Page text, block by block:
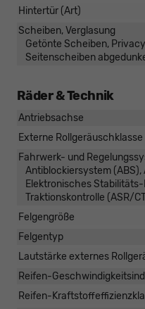
Hintertür (Art)
Scheiben, Verglasung
Getönte Scheiben,
Seitenscheiben
Räder & Technik
Antriebsachse
Externe Rollgeräuschklasse
Fahrwerk- und
Antiblockiersystem
Elektronisches Stabilitäts-
Traktionskontrolle (ASR/
Felgengröße
Felgentyp
Lautstärke externes
Reifen-
Reifen-